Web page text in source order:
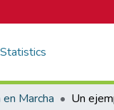
Statistics
Marcha